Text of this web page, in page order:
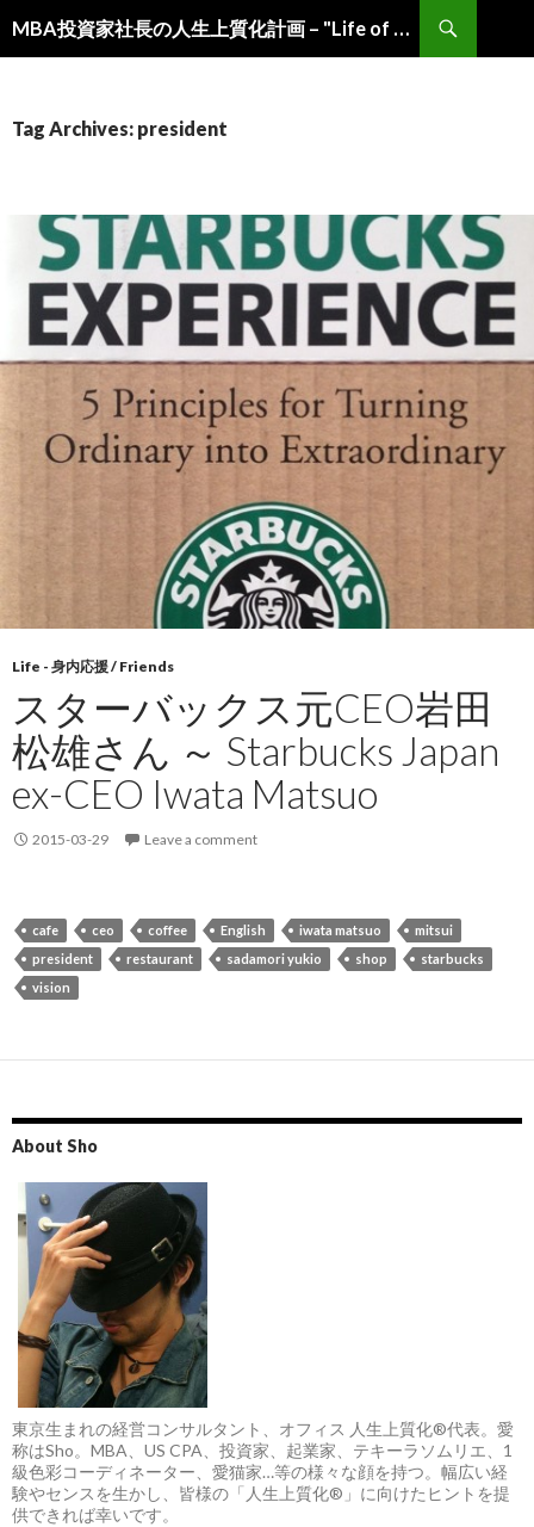
MBA投資家社長の人生上質化計画 – "Life of Choice" by MBA-Investor-President –
Tag Archives: president
Life - 身内応援 / Friends
スターバックス元CEO岩田
松雄さん ～ Starbucks Japan
ex-CEO Iwata Matsuo
2015-03-29 Leave a comment
cafe ceo coffee English iwata matsuo
mitsui
president
restaurant sadamori yukio shop
starbucks
vision
About Sho
東京生まれの経営コンサルタント、オフィス 人生上質化®代表。愛
称はSho。MBA、US CPA、投資家、起業家、テキーラソムリエ、1
級色彩コーディネーター、愛猫家…等の様々な顔を持つ。幅広い経
験やセンスを生かし、皆様の「人生上質化®」に向けたヒントを提
供できれば幸いです。